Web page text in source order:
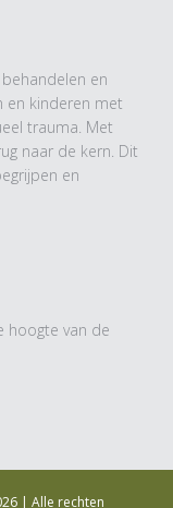
en
en kinderen met
trauma. Met
naar de kern. Dit
en
hoogte van de
| Alle rechten